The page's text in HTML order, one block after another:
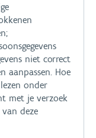
niet correct
aanpassen. Hoe
onder
met je verzoek
deze